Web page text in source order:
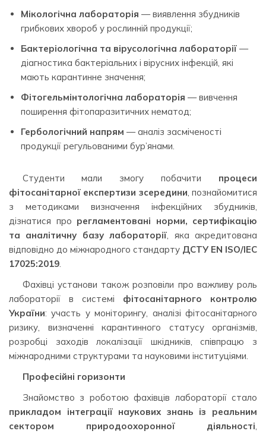
Мікологічна лабораторія — виявлення збудників
грибкових хвороб у рослинній продукції;
Бактеріологічна та вірусологічна лабораторії —
діагностика бактеріальних і вірусних інфекцій, які
мають карантинне значення;
Фітогельмінтологічна лабораторія — вивчення
поширення фітопаразитичних нематод;
Гербологічний напрям — аналіз засміченості
продукції регульованими бур’янами.
Студенти мали змогу побачити процеси
фітосанітарної експертизи зсередини , познайомитися
з методиками визначення інфекційних збудників,
дізнатися про регламентовані норми, сертифікацію
та аналітичну базу лабораторії , яка акредитована
відповідно до міжнародного стандарту ДСТУ EN ISO/IEC
17025:2019
Фахівці установи також розповіли про важливу роль
лабораторії в системі фітосанітарного контролю
України: участь у моніторингу, аналізі фітосанітарного
ризику, визначенні карантинного статусу організмів,
розробці заходів локалізації шкідників, співпрацю з
міжнародними структурами та науковими інституціями.
Професійні горизонти
Знайомство з роботою фахівців лабораторії стало
прикладом інтеграції наукових знань із реальним
сектором природоохоронної діяльності,